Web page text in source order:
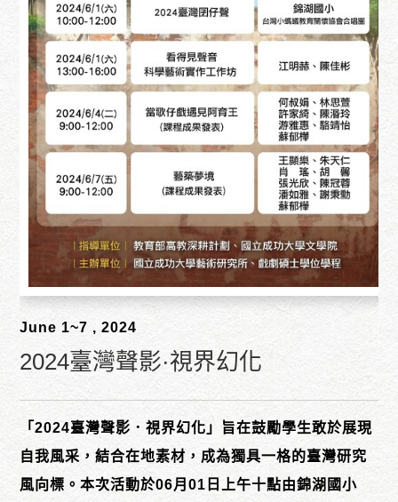
June 1~7 , 2024
2024臺灣聲影·視界幻化
「2024臺灣聲影．視界幻化」旨在鼓勵學生敢於展現
自我風采，結合在地素材，成為獨具一格的臺灣研究
風向標。本次活動於06月01日上午十點由錦湖國小